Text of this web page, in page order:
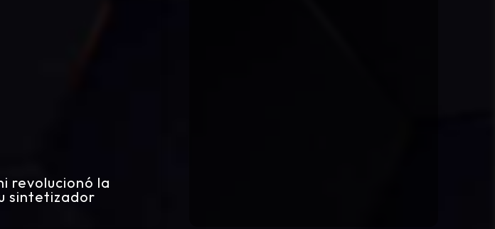
revolucionó la
sintetizador